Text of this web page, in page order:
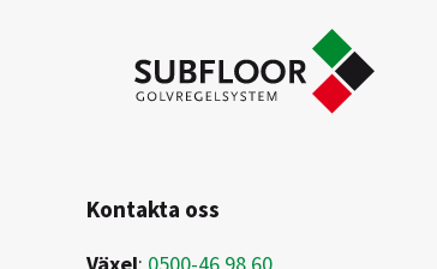
Kontakta oss
Växel: 0500-46 98 60